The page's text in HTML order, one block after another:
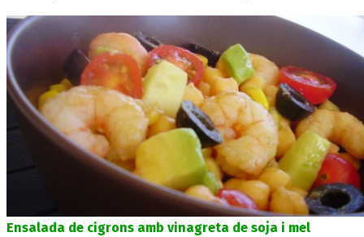
Ensalada de cigrons amb vinagreta de soja i mel